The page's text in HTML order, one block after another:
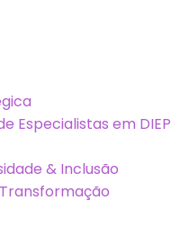
Especialistas em DIEP
& Inclusão